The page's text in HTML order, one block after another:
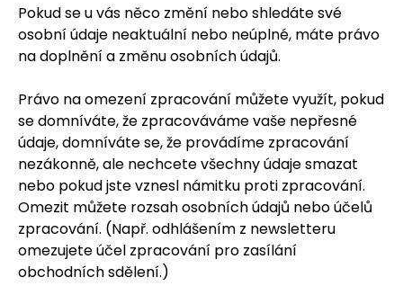
Pokud se u vás něco změní nebo shledáte své
osobní údaje neaktuální nebo neúplné, máte právo
na doplnění a změnu osobních údajů.
Právo na omezení zpracování můžete využít, pokud
se domníváte, že zpracováváme vaše nepřesné
údaje, domníváte se, že provádíme zpracování
nezákonně, ale nechcete všechny údaje smazat
nebo pokud jste vznesl námitku proti zpracování.
Omezit můžete rozsah osobních údajů nebo účelů
zpracování. (Např. odhlášením z newsletteru
omezujete účel zpracování pro zasílání
obchodních sdělení.)